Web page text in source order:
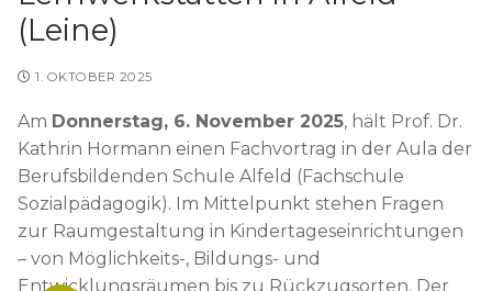
Angebot
Leitbild
Schulleitung
Teams
Service
Downloads
Krankmeldung
News
Beratung
(Leine)
1. OKTOBER 2025
Am Donnerstag, 6. November 2025, hält Prof. Dr.
Kathrin Hormann einen Fachvortrag in der Aula der
Berufsbildenden Schule Alfeld (Fachschule
Sozialpädagogik). Im Mittelpunkt stehen Fragen
zur Raumgestaltung in Kindertageseinrichtungen
– von Möglichkeits-, Bildungs- und
Entwicklungsräumen bis zu Rückzugsorten. Der